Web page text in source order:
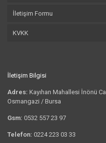
İletişim Formu
KVKK
İletişim Bilgisi
Adres: Kayıhan Mahallesi İnönü
Osmangazi / Bursa
Gsm: 0532 557 23 97
Telefon: 0224 223 03 33